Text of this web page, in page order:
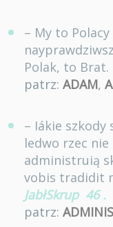
– My to
Polak, to Brat.
patrz: ADAM,
– Iákie szkody
ledwo rzec
administruią
vobis tradidit
JabłSkrup 46 .
patrz: